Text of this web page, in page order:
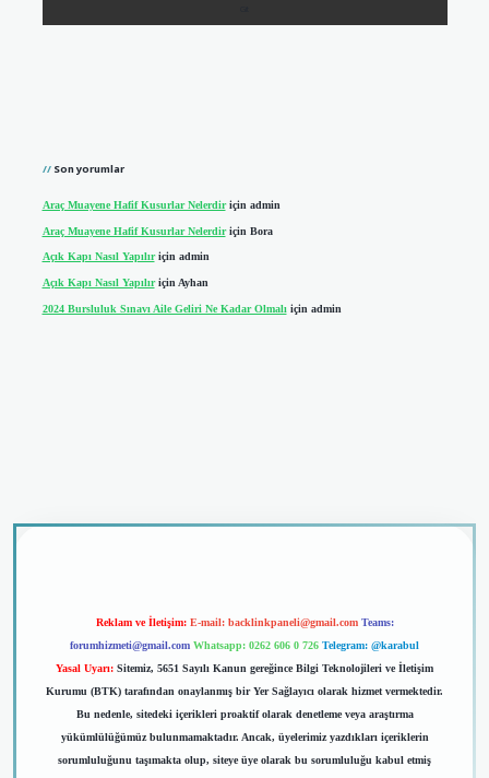
Son yorumlar
Araç Muayene Hafif Kusurlar Nelerdiriçin admin
Araç Muayene Hafif Kusurlar Nelerdiriçin Bora
Açık Kapı Nasıl Yapılıriçin admin
Açık Kapı Nasıl Yapılıriçin Ayhan
2024 Bursluluk Sınavı Aile Geliri Ne Kadar Olmalıiçin admin
Reklam ve İletişim: E-mail: backlinkpaneli@gmail.com Teams:
forumhizmeti@gmail.com Whatsapp: 0262 606 0 726 Telegram: @karabul
Yasal Uyarı: Sitemiz, 5651 Sayılı Kanun gereğince Bilgi Teknolojileri ve İletişim
Kurumu (BTK) tarafından onaylanmış bir Yer Sağlayıcı olarak hizmet vermektedir.
Bu nedenle, sitedeki içerikleri proaktif olarak denetleme veya araştırma
yükümlülüğümüz bulunmamaktadır. Ancak, üyelerimiz yazdıkları içeriklerin
sorumluluğunu taşımakta olup, siteye üye olarak bu sorumluluğu kabul etmiş